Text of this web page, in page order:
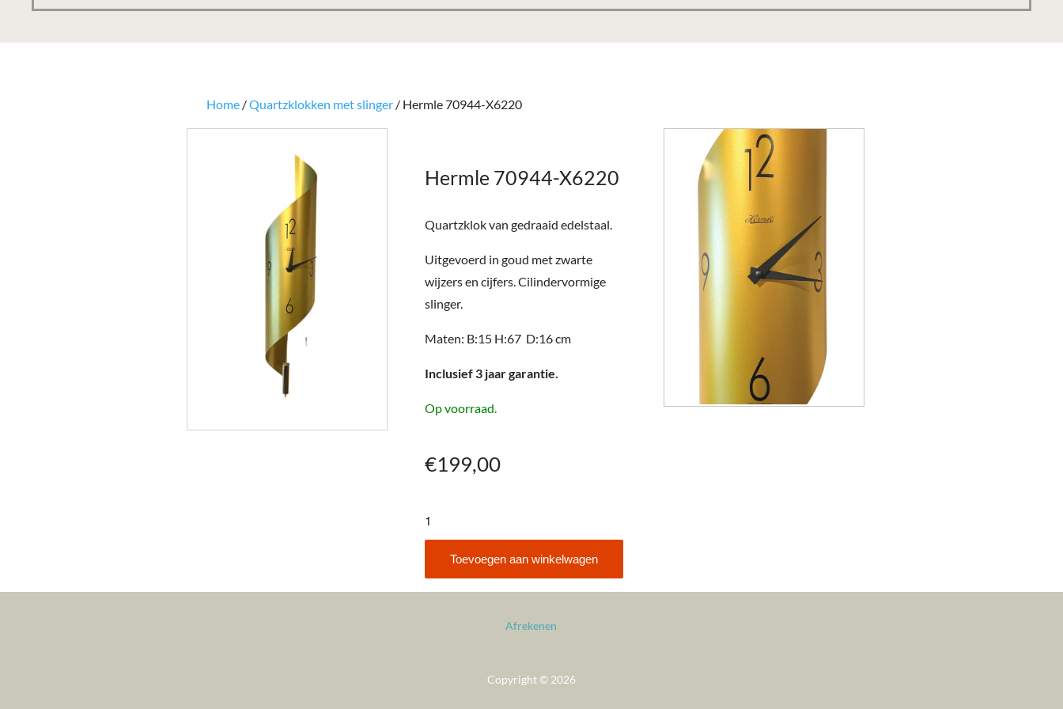
Home /Quartzklokken met slinger / Hermle 70944-X6220
Hermle 70944-X6220
Quartzklok van gedraaid edelstaal.
Uitgevoerd in goud met zwarte
wijzers en cijfers. Cilindervormige
slinger.
Maten: B:15 H:67 D:16 cm
Inclusief 3 jaar garantie.
Op voorraad.
€199,00
X6220
aantal
Toevoegen aan winkelwagen
Afrekenen
Copyright © 2026